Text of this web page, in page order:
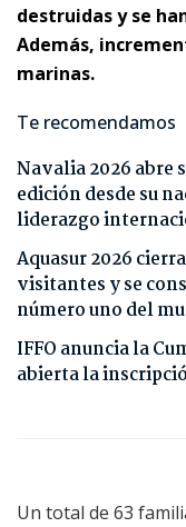
destruidas y se
Además,
marinas.
Te recomendamos
Navalia 2026 abre
edición desde su
liderazgo
Aquasur 2026
visitantes y se
número uno del
IFFO anuncia la
abierta la
Un total de 63